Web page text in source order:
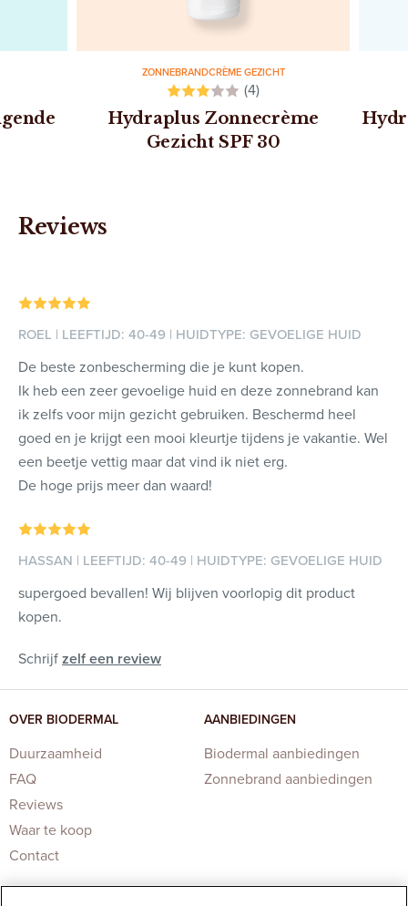
ZONNEBRANDCRÈME GEZICHT
(4)
Hydraplus Zonnecrème
Gezicht SPF 30
Reviews
ROEL | LEEFTIJD: 40-49 | HUIDTYPE: GEVOELIGE HUID
De beste zonbescherming die je kunt kopen.
Ik heb een zeer gevoelige huid en deze zonnebrand kan
ik zelfs voor mijn gezicht gebruiken. Beschermd heel
goed en je krijgt een mooi kleurtje tijdens je vakantie. Wel
een beetje vettig maar dat vind ik niet erg.
De hoge prijs meer dan waard!
HASSAN | LEEFTIJD: 40-49 | HUIDTYPE: GEVOELIGE HUID
supergoed bevallen! Wij blijven voorlopig dit product
kopen.
Schrijfzelf een review
OVER BIODERMAL
Duurzaamheid
FAQ
Reviews
Waar te koop
Contact
AANBIEDINGEN
Biodermal aanbiedingen
Zonnebrand aanbiedingen